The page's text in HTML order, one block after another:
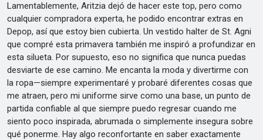
Lamentablemente, Aritzia dejó de hacer este top, pero como
cualquier compradora experta, he podido encontrar extras en
Depop, así que estoy bien cubierta. Un vestido halter de St. Agni
que compré esta primavera también me inspiró a profundizar en
esta silueta. Por supuesto, eso no significa que nunca puedas
desviarte de ese camino. Me encanta la moda y divertirme con
la ropa—siempre experimentaré y probaré diferentes cosas que
me atraen, pero mi uniforme sirve como una base, un punto de
partida confiable al que siempre puedo regresar cuando me
siento poco inspirada, abrumada o simplemente insegura sobre
qué ponerme. Hay algo reconfortante en saber exactamente